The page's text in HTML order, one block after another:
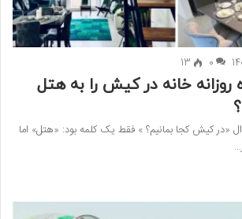
0
13
روزانه خانه در کیش را به هتل
«در کیش کجا بمانیم؟ » فقط یک کلمه بود: «هتل» اما